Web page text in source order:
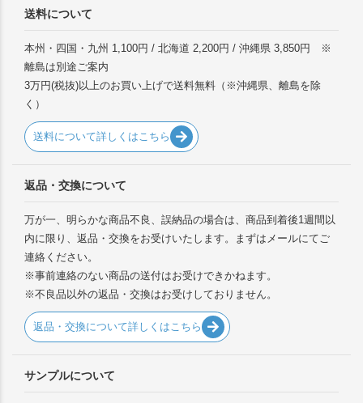
送料について
本州・四国・九州 1,100円 / 北海道 2,200円 / 沖縄県 3,850円 ※
離島は別途ご案内
3万円(税抜)以上のお買い上げで送料無料（※沖縄県、離島を除
く）
送料について詳しくはこちら
返品・交換について
万が一、明らかな商品不良、誤納品の場合は、商品到着後1週間以
内に限り、返品・交換をお受けいたします。まずはメールにてご
連絡ください。
※事前連絡のない商品の送付はお受けできかねます。
※不良品以外の返品・交換はお受けしておりません。
返品・交換について詳しくはこちら
サンプルについて